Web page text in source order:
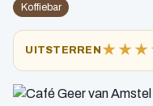
Koffiebar
UITSTERREN ★ ★ ★